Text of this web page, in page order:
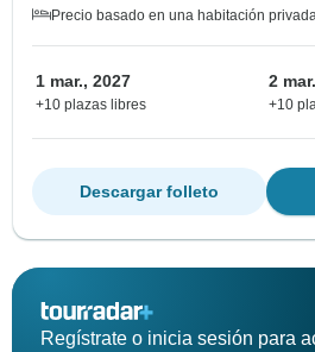
Precio basado en una habitación
1 mar., 2027
+10 plazas libres
2
+10
Descargar folleto
Regístrate o inicia sesión para